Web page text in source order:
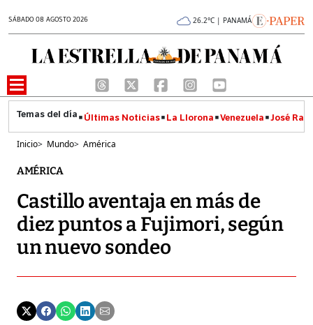
SÁBADO 08 AGOSTO 2026 26.2°C | PANAMÁ
Últimas Noticias La Llorona Venezuela José
Inicio> Mundo> América
AMÉRICA
Castillo aventaja en más de
diez puntos a Fujimori, según
un nuevo sondeo